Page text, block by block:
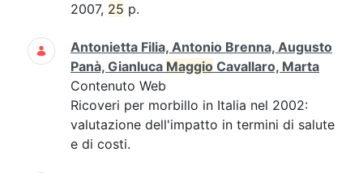
2007, 25 p.
Antonietta Filia, Antonio Brenna, Augusto
Panà, Gianluca Maggio Cavallaro, Marta
Contenuto Web
Ricoveri per morbillo in Italia nel 2002:
valutazione dell'impatto in termini di salute
e di costi.